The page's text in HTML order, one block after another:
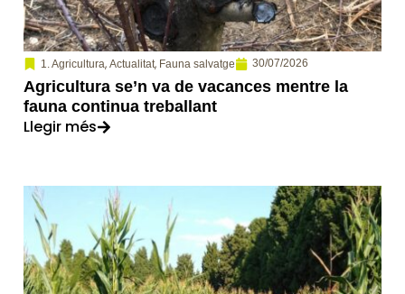
1. Agricultura, Actualitat, Fauna salvatge 30/07/2026
Agricultura se’n va de vacances mentre la
fauna continua treballant
Llegir més